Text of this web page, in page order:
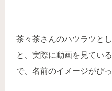
茶々茶さんのハツラツと
と、実際に動画を見てい
で、名前のイメージがぴ